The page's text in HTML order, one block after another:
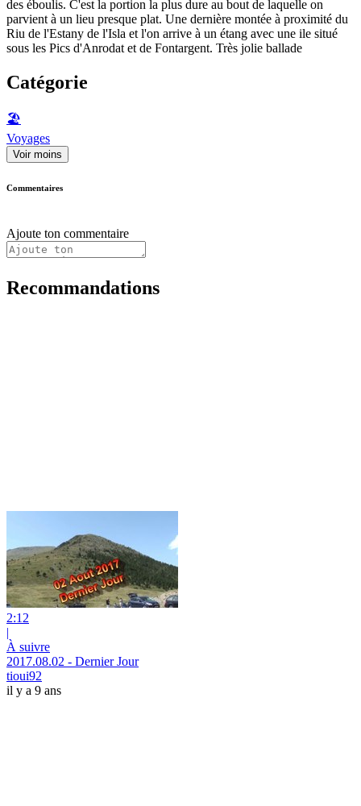
des éboulis. C'est la portion la plus dure au bout de laquelle on
parvient à un lieu presque plat. Une dernière montée à proximité du
Riu de l'Estany de l'Isla et l'on arrive à un étang avec une ile situé
sous les Pics d'Anrodat et de Fontargent. Très jolie ballade
Catégorie
🏖
Voyages
Voir moins
Commentaires
Ajoute ton commentaire
Recommandations
2:12
|
À suivre
2017.08.02 - Dernier Jour
tioui92
il y a 9 ans